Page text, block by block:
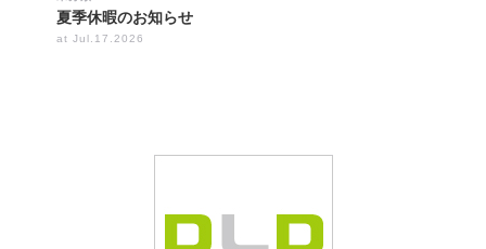
夏季休暇のお知らせ
at Jul.17.2026